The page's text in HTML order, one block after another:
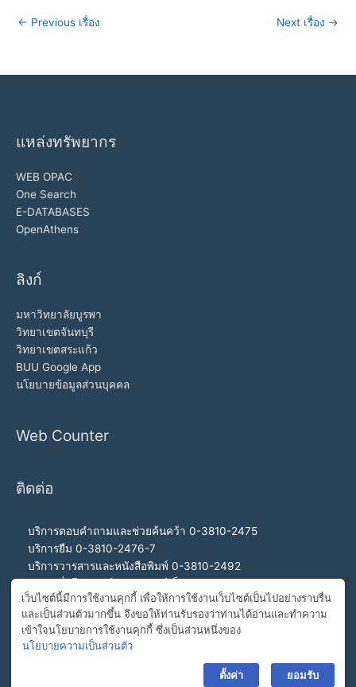
← Previous เรื่อง Next เรื่อง →
แหล่งทรัพยากร
WEB OPAC
One Search
E-DATABASES
OpenAthens
ลิงก์
มหาวิทยาลัยบูรพา
วิทยาเขตจันทบุรี
วิทยาเขตสระแก้ว
BUU Google App
นโยบายข้อมูลส่วนบุคคล
Web Counter
ติดต่อ
บริการตอบคำถามและช่วยค้นคว้า 0-3810-2475
บริการยืม 0-3810-2476-7
บริการวารสารและหนังสือพิมพ์ 0-3810-2492
สำนักงานผู้อำนวยการ 0-3810-2460, 0-3810-2465
สายด่วนผู้อำนวยการ 092-989-2993
อีเมล buulibrary@buu.ac.th
เว็บไซต์นี้มีการใช้งานคุกกี้ เพื่อให้การใช้งานเว็บไซต์เป็นไปอย่างราบรื่น
และเป็นส่วนตัวมากขึ้น จึงขอให้ท่านรับรองว่าท่านได้อ่านและทำความ
เข้าใจนโยบายการใช้งานคุกกี้ ซึ่งเป็นส่วนหนึ่งของ
นโยบายความเป็นส่วนตัว
ตั้งค่า ยอมรับ